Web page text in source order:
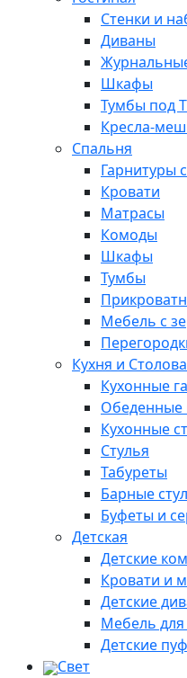
Стенки и
Диваны
Шкафы
Тумбы под
Кресла-
Спальня
Гарнитуры
Кровати
Матрасы
Комоды
Шкафы
Тумбы
Мебель с
Кухня и
Кухонные
Обеденные
Кухонные
Стулья
Табуреты
Барные
Буфеты и
Детская
Детские
Кровати и
Детские
Мебель
Детские
Свет